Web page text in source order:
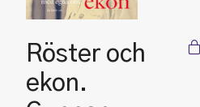
Röster och
ekon.